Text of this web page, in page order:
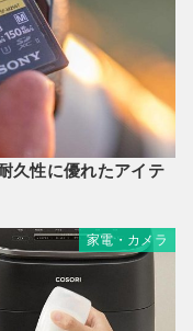
久性に優れたアイテ
家電・カメラ